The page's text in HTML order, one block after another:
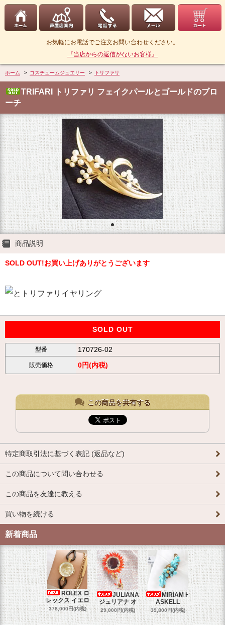
お気軽にお電話でご注文お問い合わせください。
『当店からの返信がないお客様』
ホーム > コスチュームジュエリー > トリファリ
TRIFARI トリファリ フェイクパールとゴールドのブロ
ーチ
商品説明
SOLD OUT!お買い上げありがとうございます
SOLD OUT
型番 170726-02
販売価格 0円(内税)
この商品を共有する
特定商取引法に基づく表記 (返品など)
この商品について問い合わせる
この商品を友達に教える
買い物を続ける
新着商品
ROLEX ロ
レックス イエロ
378,000円(内税)
JULIANA
ジュリアナ オ
29,000円(内税)
MIRIAM H
ASKELL
39,800円(内税)
オメガマ
スダ
458,000円